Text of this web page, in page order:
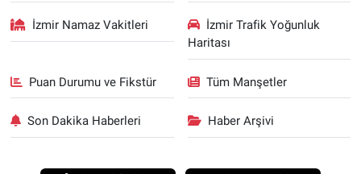
İzmir Namaz Vakitleri
İzmir Trafik Yoğunluk
Haritası
Puan Durumu ve Fikstür Tüm Manşetler
Son Dakika Haberleri Haber Arşivi